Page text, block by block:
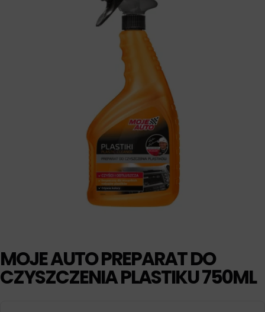
MOJE AUTO PREPARAT DO
CZYSZCZENIA PLASTIKU 750ML